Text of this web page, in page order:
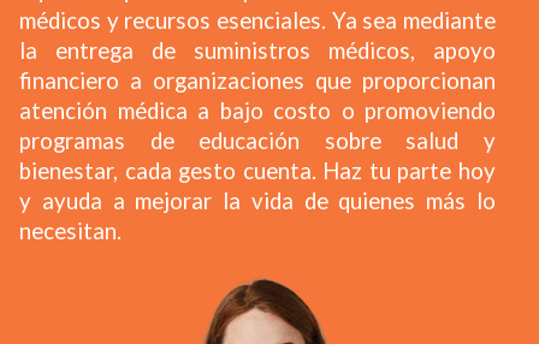
médicos y recursos esenciales. Ya sea mediante
la entrega de suministros médicos, apoyo
financiero a organizaciones que proporcionan
atención médica a bajo costo o promoviendo
programas de educación sobre salud y
bienestar, cada gesto cuenta. Haz tu parte hoy
y ayuda a mejorar la vida de quienes más lo
necesitan.